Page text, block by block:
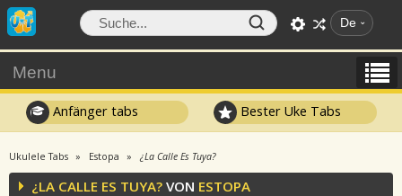
De
Menu
Anfänger tabs Bester Uke Tabs
Ukulele Tabs Estopa ¿La Calle Es Tuya?
¿LA CALLE ES TUYA? VON ESTOPA